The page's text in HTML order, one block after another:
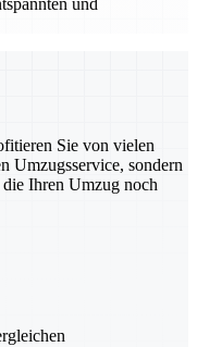
und
Sie von vielen
Umzugsservice, sondern
Ihren Umzug noch